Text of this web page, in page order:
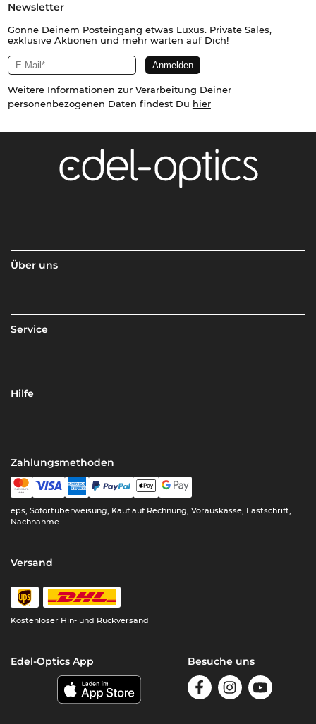
Newsletter
Gönne Deinem Posteingang etwas Luxus. Private Sales,
exklusive Aktionen und mehr warten auf Dich!
Weitere Informationen zur Verarbeitung Deiner
personenbezogenen Daten findest Du hier
Über uns
Service
Hilfe
Zahlungsmethoden
eps, Sofortüberweisung, Kauf auf Rechnung, Vorauskasse, Lastschrift,
Nachnahme
Versand
Kostenloser Hin- und Rückversand
Edel-Optics App Besuche uns